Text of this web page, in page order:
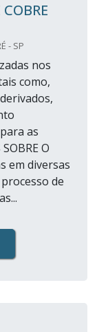
- SP
nos
como,
as
O
em diversas
de